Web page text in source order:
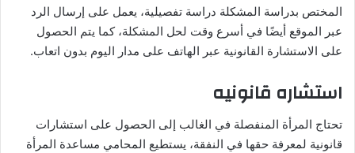
المختص بدراسة المشكلة دراسة تفصيلية، يعمل على إرسال الرد
عبر الموقع أيضًا في أسرع وقت لحل المشكلة، كما يتم الحصول
على الاستشارة القانونية عبر الهاتف على مدار اليوم بدون اتعاب.
استشاره قانونيه
تحتاج المرأة المنفصلة في الغالب إلى الحصول على استشارات
قانونية لمعرفة حقها في النفقة، يستطيع المحامي مساعدة المرأة